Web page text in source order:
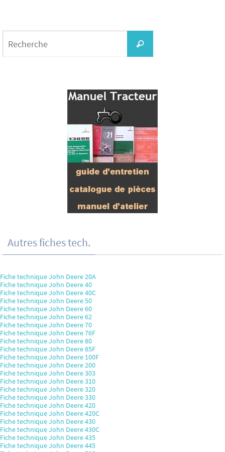
Recherche
Autres fiches tech.
Fiche technique John Deere 20A
Fiche technique John Deere 40
Fiche technique John Deere 40C
Fiche technique John Deere 50
Fiche technique John Deere 60
Fiche technique John Deere 62
Fiche technique John Deere 70
Fiche technique John Deere 76F
Fiche technique John Deere 80
Fiche technique John Deere 85F
Fiche technique John Deere 100F
Fiche technique John Deere 200
Fiche technique John Deere 303
Fiche technique John Deere 310
Fiche technique John Deere 320
Fiche technique John Deere 330
Fiche technique John Deere 420
Fiche technique John Deere 420C
Fiche technique John Deere 430
Fiche technique John Deere 430C
Fiche technique John Deere 435
Fiche technique John Deere 445